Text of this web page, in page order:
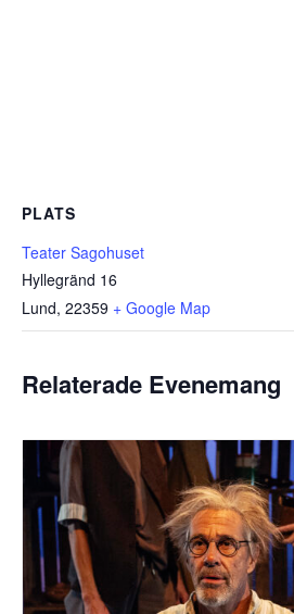
PLATS
Teater Sagohuset
Hyllegränd 16
Lund, 22359 + Google Map
Relaterade Evenemang